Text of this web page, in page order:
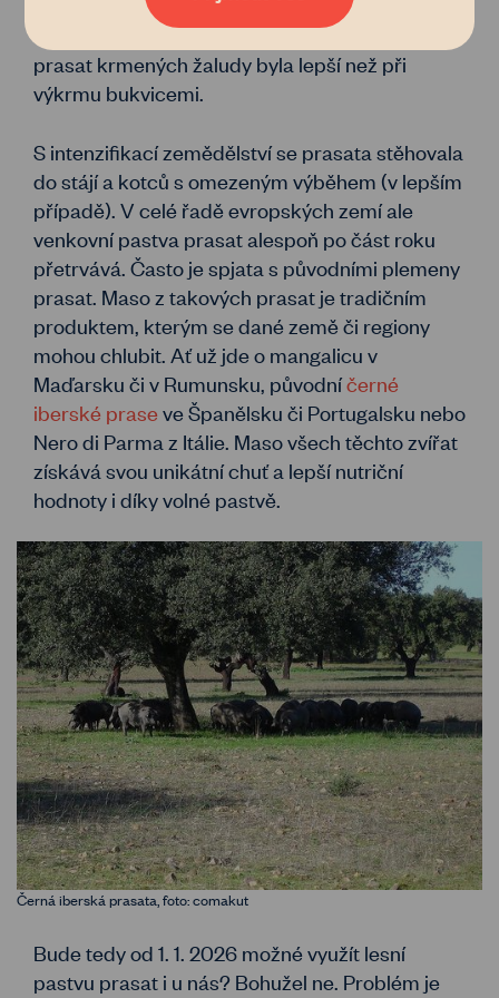
dávala lesům dubovým, protože kvalita masa
prasat krmených žaludy byla lepší než při
výkrmu bukvicemi.
S intenzifikací zemědělství se prasata stěhovala
do stájí a kotců s omezeným výběhem (v lepším
případě). V celé řadě evropských zemí ale
venkovní pastva prasat alespoň po část roku
přetrvává. Často je spjata s původními plemeny
prasat. Maso z takových prasat je tradičním
produktem, kterým se dané země či regiony
mohou chlubit. Ať už jde o mangalicu v
Maďarsku či v Rumunsku, původníčerné
iberské prase ve Španělsku či Portugalsku nebo
Nero di Parma z Itálie. Maso všech těchto zvířat
získává svou unikátní chuť a lepší nutriční
hodnoty i díky volné pastvě.
Černá iberská prasata, foto: comakut
Bude tedy od 1. 1. 2026 možné využít lesní
pastvu prasat i u nás? Bohužel ne. Problém je